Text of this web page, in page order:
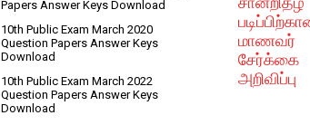
மாணவர்
சேர்க்கை
அறிவிப்பு
Papers Answer Keys Download
10th Public Exam March 2020
Question Papers Answer Keys
Download
10th Public Exam March 2022
Question Papers Answer Keys
Download